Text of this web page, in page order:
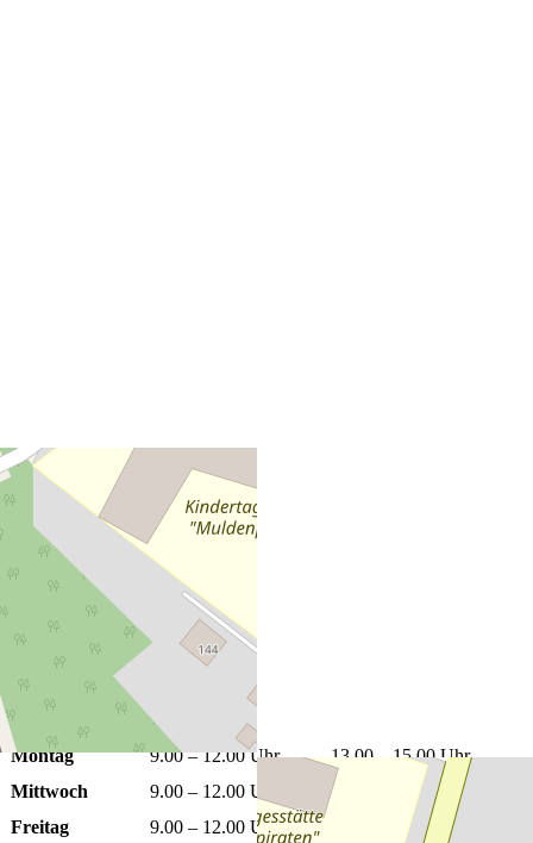
+−
Leaflet
© OpenStreetMap
Öffnungszeiten
Montag 9.00 – 12.00 Uhr
13.00 – 15.00 Uhr
Mittwoch
9.00 – 12.00 Uhr
13.00 – 15.00 Uhr
Freitag
9.00 – 12.00 Uhr